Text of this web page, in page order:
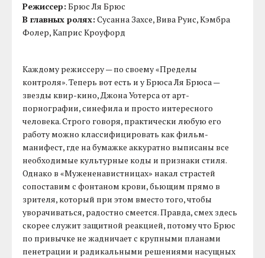
Режиссер: Брюс Ля Брюс
В главных ролях: Сусанна Захсе, Вива Руис, Кэмбра
Фолер, Каприс Кроуфорд
Каждому режиссеру — по своему «Пределы
контроля». Теперь вот есть и у Брюса Ля Брюса —
звезды квир-кино, Джона Уотерса от арт-
порнографии, синефила и просто интересного
человека. Строго говоря, практически любую его
работу можно классифицировать как фильм-
манифест, где на бумажке аккуратно выписаны все
необходимые культурные коды и признаки стиля.
Однако в «Мужененавистницах» накал страстей
сопоставим с фонтаном крови, бьющим прямо в
зрителя, который при этом вместо того, чтобы
уворачиваться, радостно смеется. Правда, смех здесь
скорее служит защитной реакцией, потому что Брюс
по привычке не жадничает с крупными планами
пенетрации и радикальными решениями насущных